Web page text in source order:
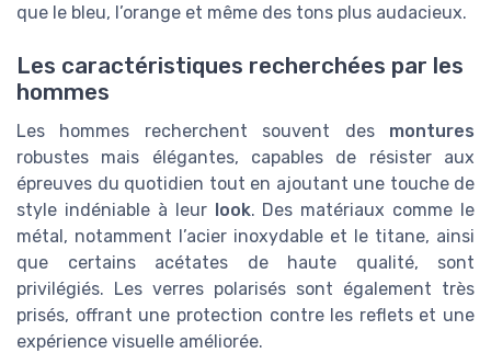
que le bleu, l’orange et même des tons plus audacieux.
Les caractéristiques recherchées par les
hommes
Les hommes recherchent souvent des montures
robustes mais élégantes, capables de résister aux
épreuves du quotidien tout en ajoutant une touche de
style indéniable à leur look. Des matériaux comme le
métal, notamment l’acier inoxydable et le titane, ainsi
que certains acétates de haute qualité, sont
privilégiés. Les verres polarisés sont également très
prisés, offrant une protection contre les reflets et une
expérience visuelle améliorée.